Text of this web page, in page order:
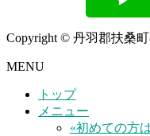
Copyright © 丹羽郡扶桑
MENU
トップ
メニュー
«初めての方